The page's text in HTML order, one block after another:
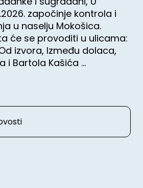
započinje kontrola i
u naselju Mokošica.
će se provoditi u ulicama:
izvora, Između dolaca,
i Bartola Kašića ...